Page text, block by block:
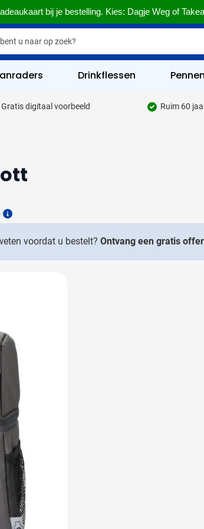
bij je bestelling. Kies: Dagje Weg of
categorie
categorie
categorie
& Veiligheid categorie
categorie
& Wellness categorie
& Tafelen categorie
categorie
categorie
categorie
categorie
& overig categorie
Drinkflessen Pennen
Gratis digitaal voorbeeld Ruim 60
Details
voordat u bestelt? Ontvang een gratis